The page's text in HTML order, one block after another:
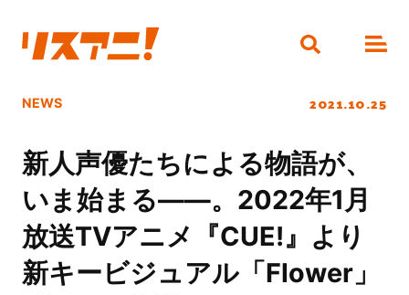
NEWS 2021.10.25
新人声優たちによる物語が、
いま始まる――。2022年1月
放送TVアニメ『CUE!』より
新キービジュアル「Flower」